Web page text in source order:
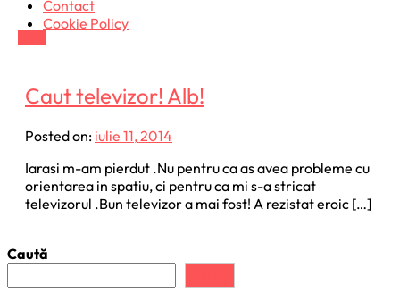
Contact
Cookie Policy
Caut televizor! Alb!
Posted on: iulie 11, 2014
Iarasi m-am pierdut .Nu pentru ca as avea probleme cu
orientarea in spatiu, ci pentru ca mi s-a stricat
televizorul .Bun televizor a mai fost! A rezistat eroic […]
Caută